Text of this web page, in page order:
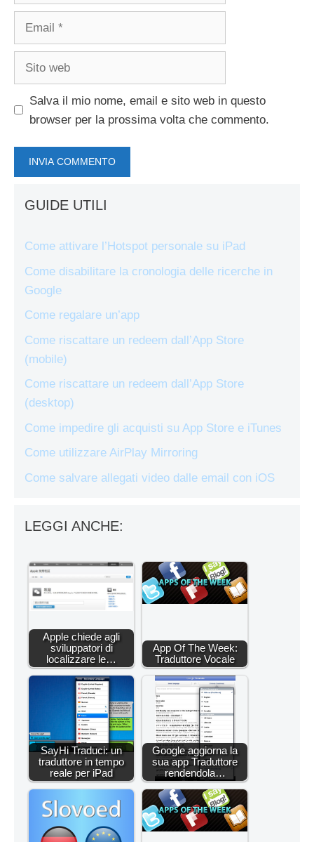
Salva il mio nome, email e sito web in questo
browser per la prossima volta che commento.
GUIDE UTILI
Come attivare l’Hotspot personale su iPad
Come disabilitare la cronologia delle ricerche in
Google
Come regalare un’app
Come riscattare un redeem dall’App Store
(mobile)
Come riscattare un redeem dall’App Store
(desktop)
Come impedire gli acquisti su App Store e iTunes
Come utilizzare AirPlay Mirroring
Come salvare allegati video dalle email con iOS
LEGGI ANCHE:
Apple chiede agli
sviluppatori di
localizzare le…
App Of The Week:
Traduttore Vocale
SayHi Traduci: un
traduttore in tempo
reale per iPad
Google aggiorna la
sua app Traduttore
rendendola…